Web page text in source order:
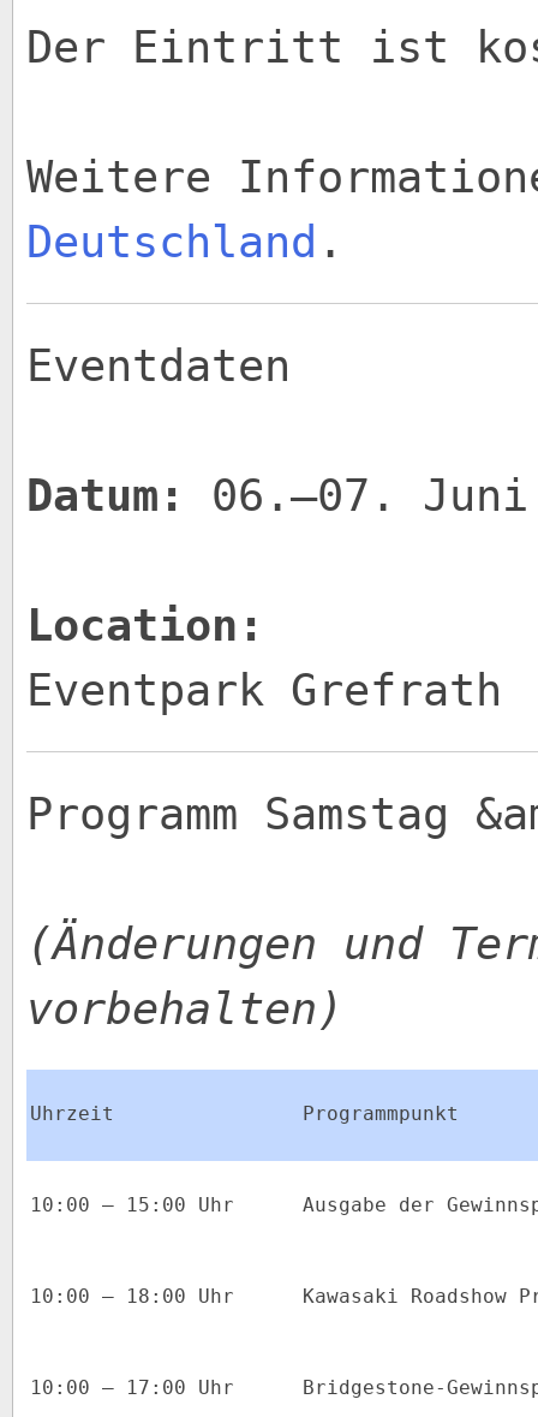
Der Eintritt ist
Weitere
Deutschland .
Eventdaten
Datum: 06.–07. Juni
Location:
Eventpark Grefrath
Programm Samstag
(Änderungen und
vorbehalten)
Uhrzeit Programmpunkt
10:00 – 15:00 Uhr Ausgabe der
10:00 – 18:00 Uhr Kawasaki Roadshow
10:00 – 17:00 Uhr Bridgestone-